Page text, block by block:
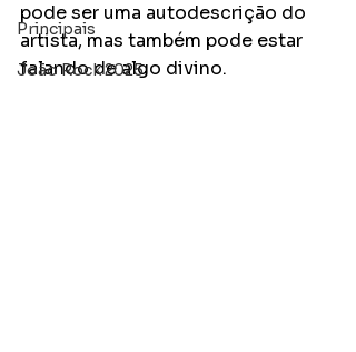
Principais
João Rock 2025
pode ser uma autodescrição do
artista, mas também pode estar
falando de algo divino.